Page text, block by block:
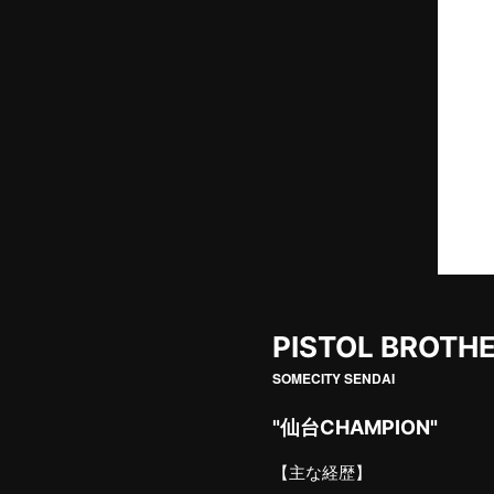
PISTOL
SOMECITY SENDAI
"仙台CHAMPION"
【主な経歴】